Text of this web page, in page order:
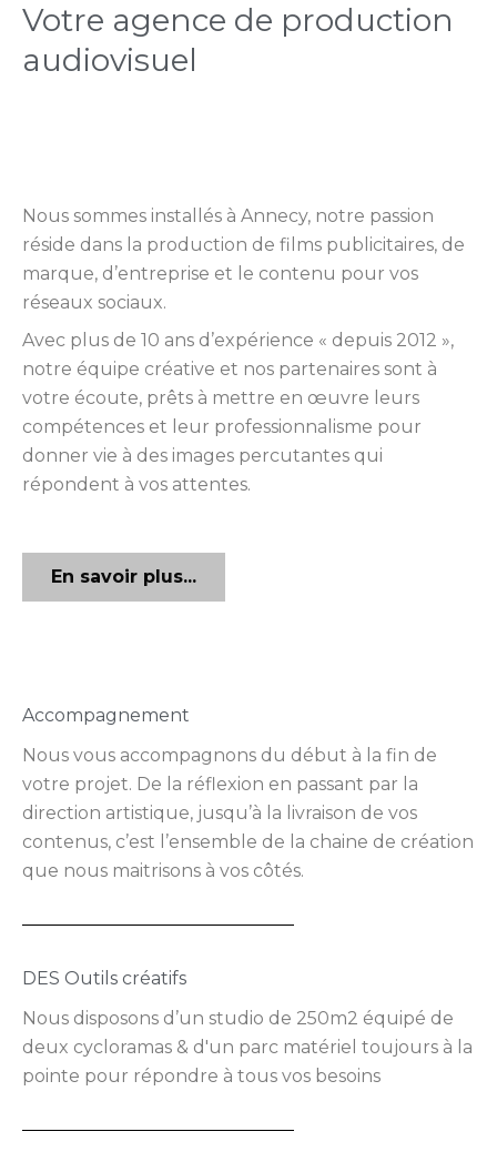
Votre agence de production
audiovisuel
Nous sommes installés à Annecy, notre passion
réside dans la production de films publicitaires, de
marque, d’entreprise et le contenu pour vos
réseaux sociaux.
Avec plus de 10 ans d’expérience « depuis 2012 »,
notre équipe créative et nos partenaires sont à
votre écoute, prêts à mettre en œuvre leurs
compétences et leur professionnalisme pour
donner vie à des images percutantes qui
répondent à vos attentes.
En savoir plus...
Accompagnement
Nous vous accompagnons du début à la fin de
votre projet. De la réflexion en passant par la
direction artistique, jusqu’à la livraison de vos
contenus, c’est l’ensemble de la chaine de création
que nous maitrisons à vos côtés.
DES Outils créatifs
Nous disposons d’un studio de 250m2 équipé de
deux cycloramas & d'un parc matériel toujours à la
pointe pour répondre à tous vos besoins